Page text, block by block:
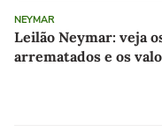
NEYMAR
Leilão Neymar: veja
arrematados e os